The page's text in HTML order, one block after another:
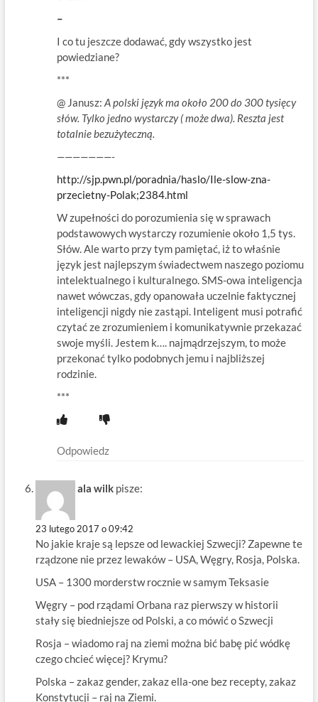
–
I co tu jeszcze dodawać, gdy wszystko jest
powiedziane?
***
@ Janusz: A polski język ma około 200 do 300 tysięcy
słów. Tylko jedno wystarczy ( może dwa). Reszta jest
totalnie bezużyteczną.
———————-
http://sjp.pwn.pl/poradnia/haslo/Ile-slow-zna-
przecietny-Polak;2384.html
W zupełności do porozumienia się w sprawach
podstawowych wystarczy rozumienie około 1,5 tys.
Słów. Ale warto przy tym pamiętać, iż to właśnie
język jest najlepszym świadectwem naszego poziomu
intelektualnego i kulturalnego. SMS-owa inteligencja
nawet wówczas, gdy opanowała uczelnie faktycznej
inteligencji nigdy nie zastąpi. Inteligent musi potrafić
czytać ze zrozumieniem i komunikatywnie przekazać
swoje myśli. Jestem k…. najmądrzejszym, to może
przekonać tylko podobnych jemu i najbliższej
rodzinie.
***
Odpowiedz
ala wilk pisze:
23 lutego 2017 o 09:42
No jakie kraje są lepsze od lewackiej Szwecji? Zapewne te
rządzone nie przez lewaków – USA, Węgry, Rosja, Polska.
USA – 1300 morderstw rocznie w samym Teksasie
Węgry – pod rządami Orbana raz pierwszy w historii
stały się biedniejsze od Polski, a co mówić o Szwecji
Rosja – wiadomo raj na ziemi można bić babę pić wódkę
czego chcieć więcej? Krymu?
Polska – zakaz gender, zakaz ella-one bez recepty, zakaz
Konstytucji – raj na Ziemi.